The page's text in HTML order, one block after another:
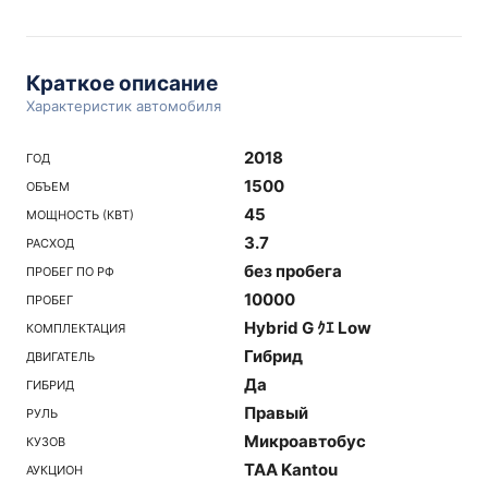
Краткое описание
Характеристик автомобиля
ГОД 2018
ОБЪЕМ 1500
МОЩНОСТЬ (КВТ) 45
РАСХОД 3.7
ПРОБЕГ ПО РФ без пробега
ПРОБЕГ 10000
КОМПЛЕКТАЦИЯ Hybrid G ｸｴ Low
ДВИГАТЕЛЬ Гибрид
ГИБРИД Да
РУЛЬ Правый
КУЗОВ Микроавтобус
АУКЦИОН TAA Kantou